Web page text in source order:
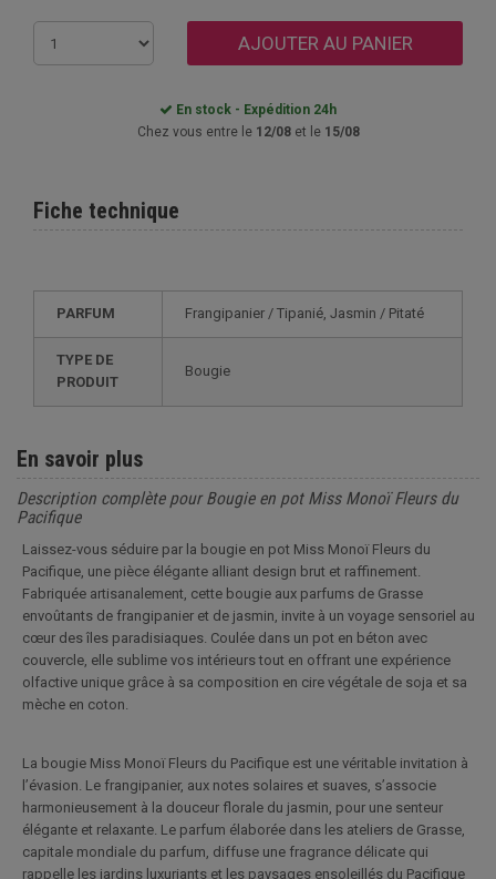
AJOUTER AU PANIER
En stock - Expédition 24h
Chez vous entre le 12/08et le 15/08
Fiche technique
PARFUM Frangipanier / Tipanié, Jasmin / Pitaté
TYPE DE
PRODUIT
Bougie
En savoir plus
Description complète pour Bougie en pot Miss Monoï Fleurs du
Pacifique
Laissez-vous séduire par la bougie en pot Miss Monoï Fleurs du
Pacifique, une pièce élégante alliant design brut et raffinement.
Fabriquée artisanalement, cette bougie aux parfums de Grasse
envoûtants de frangipanier et de jasmin, invite à un voyage sensoriel au
cœur des îles paradisiaques. Coulée dans un pot en béton avec
couvercle, elle sublime vos intérieurs tout en offrant une expérience
olfactive unique grâce à sa composition en cire végétale de soja et sa
mèche en coton.
La bougie Miss Monoï Fleurs du Pacifique est une véritable invitation à
l’évasion. Le frangipanier, aux notes solaires et suaves, s’associe
harmonieusement à la douceur florale du jasmin, pour une senteur
élégante et relaxante. Le parfum élaborée dans les ateliers de Grasse,
capitale mondiale du parfum, diffuse une fragrance délicate qui
rappelle les jardins luxuriants et les paysages ensoleillés du Pacifique